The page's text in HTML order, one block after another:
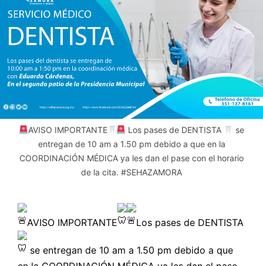
AVISO IMPORTANTE Los pases de DENTISTA
se
entregan de 10 am a 1.50 pm debido a que en la
COORDINACIÓN MÉDICA ya les dan el pase con el horario
de la cita. #SEHAZAMORA
AVISO IMPORTANTE Los pases de DENTISTA
se entregan de 10 am a 1.50 pm debido a que